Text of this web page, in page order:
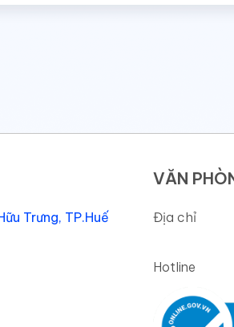
Trưng, TP.Huế
VĂN
Địa chỉ
Hotline